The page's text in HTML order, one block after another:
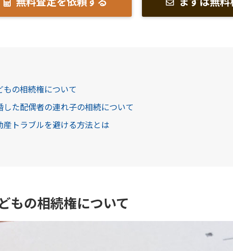
もの相続権について
した配偶者の連れ子の相続について
産トラブルを避ける方法とは
もの相続権について